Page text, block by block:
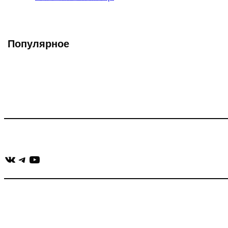
Популярное
ВКонтакте
Telegram
YouTube